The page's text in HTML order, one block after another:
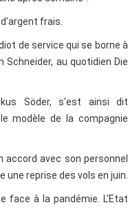
frais.
de service qui se borne à
au quotidien Die
Söder, s'est ainsi dit
modèle de la compagnie
accord avec son personnel
reprise des vols en juin.
face à la pandémie. L'Etat